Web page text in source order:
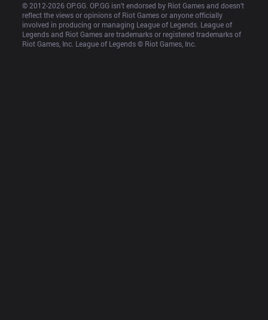
© 2012-2026 OP.GG. OP.GG isn’t endorsed by Riot Games and doesn’t
reflect the views or opinions of Riot Games or anyone officially
involved in producing or managing League of Legends. League of
Legends and Riot Games are trademarks or registered trademarks of
Riot Games, Inc. League of Legends © Riot Games, Inc.